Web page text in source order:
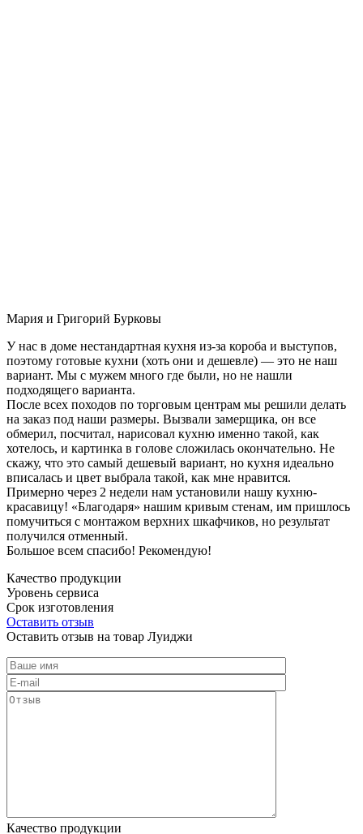
Мария и Григорий Бурковы
У нас в доме нестандартная кухня из-за короба и выступов,
поэтому готовые кухни (хоть они и дешевле) — это не наш
вариант. Мы с мужем много где были, но не нашли
подходящего варианта.
После всех походов по торговым центрам мы решили делать
на заказ под наши размеры. Вызвали замерщика, он все
обмерил, посчитал, нарисовал кухню именно такой, как
хотелось, и картинка в голове сложилась окончательно. Не
скажу, что это самый дешевый вариант, но кухня идеально
вписалась и цвет выбрала такой, как мне нравится.
Примерно через 2 недели нам установили нашу кухню-
красавицу! «Благодаря» нашим кривым стенам, им пришлось
помучиться с монтажом верхних шкафчиков, но результат
получился отменный.
Большое всем спасибо! Рекомендую!
Качество продукции
Уровень сервиса
Срок изготовления
Оставить отзыв
Оставить отзыв на товар Луиджи
Качество продукции